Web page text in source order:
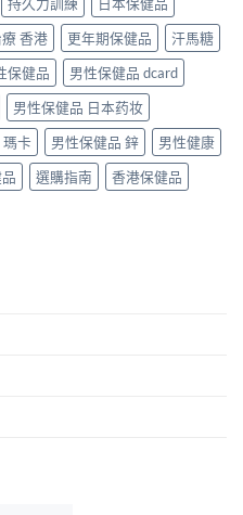
持久力訓練
日本保健品
香港 更年期保健品
汗馬糖
保健品
男性保健品 dcard
男性保健品 日本药妆
卡 男性保健品 鋅
男性健康
選購指南
香港保健品